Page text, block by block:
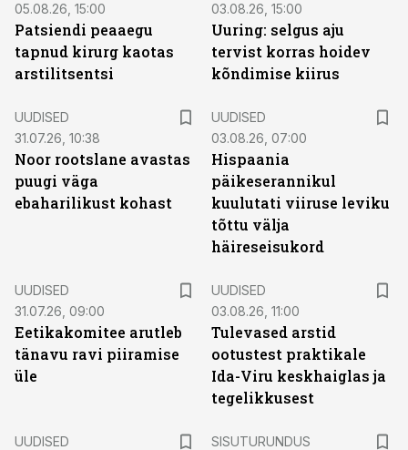
05.08.26, 15:00
Patsiendi peaaegu
tapnud kirurg kaotas
arstilitsentsi
03.08.26, 15:00
Uuring: selgus aju
tervist korras hoidev
kõndimise kiirus
UUDISED
31.07.26, 10:38
Noor rootslane avastas
puugi väga
ebaharilikust kohast
UUDISED
03.08.26, 07:00
Hispaania
päikeserannikul
kuulutati viiruse leviku
tõttu välja
häireseisukord
UUDISED
31.07.26, 09:00
Eetikakomitee arutleb
tänavu ravi piiramise
üle
UUDISED
03.08.26, 11:00
Tulevased arstid
ootustest praktikale
Ida-Viru keskhaiglas ja
tegelikkusest
UUDISED
SISUTURUNDUS